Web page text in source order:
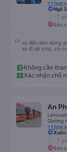
+1 loại
Ngã
7
Bến
xe đến đón đúng
xe đi dễ chịu, có
Không cần
Xác nhận chỗ
An
Giường
+1 loại
Xuân
7
Bến